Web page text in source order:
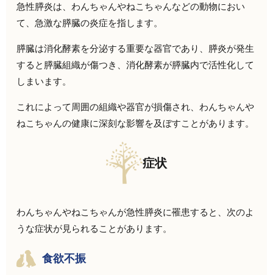
急性膵炎は、わんちゃんやねこちゃんなどの動物におい
て、急激な膵臓の炎症を指します。
膵臓は消化酵素を分泌する重要な器官であり、膵炎が発生
すると膵臓組織が傷つき、消化酵素が膵臓内で活性化して
しまいます。
これによって周囲の組織や器官が損傷され、わんちゃんや
ねこちゃんの健康に深刻な影響を及ぼすことがあります。
症状
わんちゃんやねこちゃんが急性膵炎に罹患すると、次のよ
うな症状が見られることがあります。
食欲不振